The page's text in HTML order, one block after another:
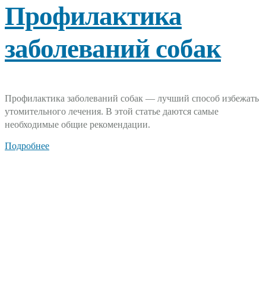
Профилактика
заболеваний собак
Профилактика заболеваний собак — лучший способ избежать
утомительного лечения. В этой статье даются самые
необходимые общие рекомендации.
Подробнее